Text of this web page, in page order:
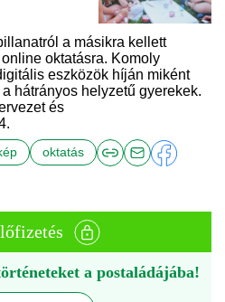
a másikra kellett
oktatásra. Komoly
eszközök híján miként
hátrányos helyzetű gyerekek.
és
oktatás
a postaládájába!